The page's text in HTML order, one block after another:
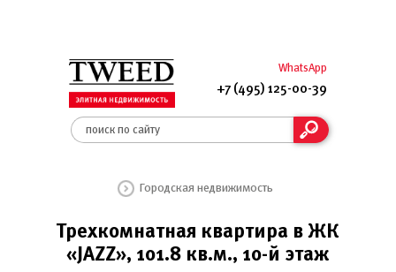
WhatsApp
+7 (495) 125-00-39
Городская недвижимость
Трехкомнатная квартира в ЖК
«JAZZ», 101.8 кв.м., 10-й этаж